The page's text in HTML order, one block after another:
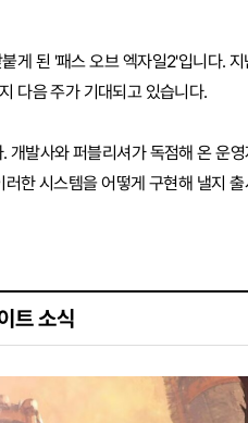
게 된 '패스 오브 엑자일2'입니다.
다음 주가 기대되고 있습니다.
개발사와 퍼블리셔가 독점해 온 운
한 시스템을 어떻게 구현해 낼지
트 소식